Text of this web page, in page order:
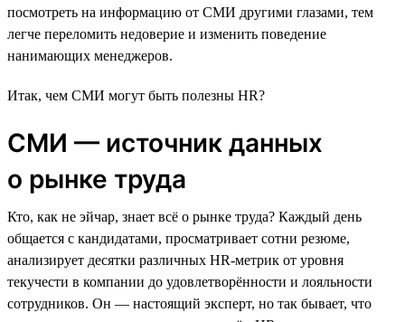
посмотреть на информацию от СМИ другими глазами, тем
легче переломить недоверие и изменить поведение
нанимающих менеджеров.
Итак, чем СМИ могут быть полезны HR?
СМИ — источник данных
о рынке труда
Кто, как не эйчар, знает всё о рынке труда? Каждый день
общается с кандидатами, просматривает сотни резюме,
анализирует десятки различных HR-метрик от уровня
текучести в компании до удовлетворённости и лояльности
сотрудников. Он — настоящий эксперт, но так бывает, что